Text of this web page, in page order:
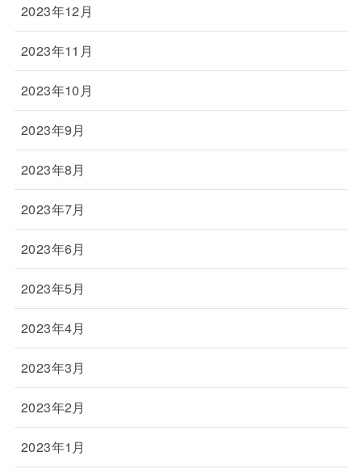
2023年12月
2023年11月
2023年10月
2023年9月
2023年8月
2023年7月
2023年6月
2023年5月
2023年4月
2023年3月
2023年2月
2023年1月